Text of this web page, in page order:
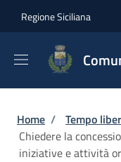
Regione Siciliana
Briciole di
Home / Tempo
Chiedere la
iniziative e attività